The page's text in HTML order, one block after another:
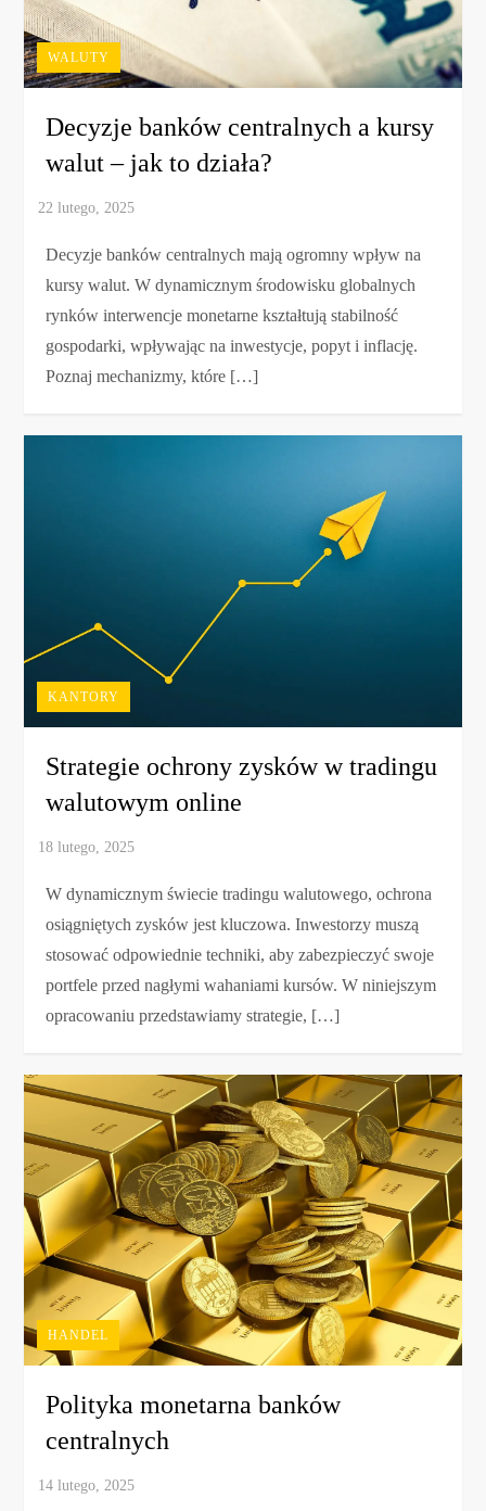
WALUTY
Decyzje banków centralnych a kursy
walut – jak to działa?
Decyzje banków centralnych mają ogromny wpływ na
kursy walut. W dynamicznym środowisku globalnych
rynków interwencje monetarne kształtują stabilność
gospodarki, wpływając na inwestycje, popyt i inflację.
Poznaj mechanizmy, które […]
KANTORY
Strategie ochrony zysków w tradingu
walutowym online
W dynamicznym świecie tradingu walutowego, ochrona
osiągniętych zysków jest kluczowa. Inwestorzy muszą
stosować odpowiednie techniki, aby zabezpieczyć swoje
portfele przed nagłymi wahaniami kursów. W niniejszym
opracowaniu przedstawiamy strategie, […]
HANDEL
Polityka monetarna banków
centralnych